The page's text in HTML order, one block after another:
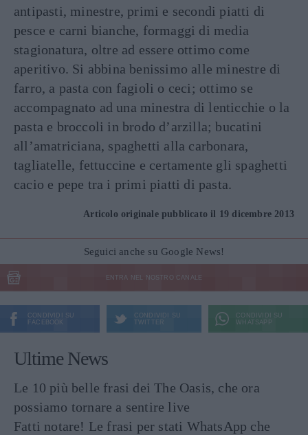
antipasti, minestre, primi e secondi piatti di
pesce e carni bianche, formaggi di media
stagionatura, oltre ad essere ottimo come
aperitivo. Si abbina benissimo alle minestre di
farro, a pasta con fagioli o ceci; ottimo se
accompagnato ad una minestra di lenticchie o la
pasta e broccoli in brodo d’arzilla; bucatini
all’amatriciana, spaghetti alla carbonara,
tagliatelle, fettuccine e certamente gli spaghetti
cacio e pepe tra i primi piatti di pasta.
Articolo originale pubblicato il 19 dicembre 2013
Seguici anche su Google News!
ENTRA NEL NOSTRO CANALE
CONDIVIDI SU
FACEBOOK
CONDIVIDI SU
TWITTER
CONDIVIDI SU
WHATSAPP
Ultime News
Le 10 più belle frasi dei The Oasis, che ora
possiamo tornare a sentire live
Fatti notare! Le frasi per stati WhatsApp che